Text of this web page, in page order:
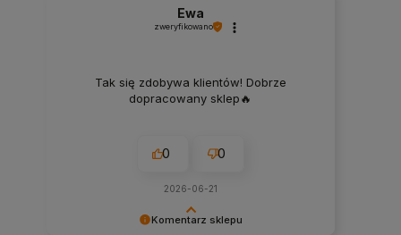
Komentarz sklepu
Ewa
zweryfikowano
Tak się zdobywa klientów! Dobrze
dopracowany sklep🔥
0 0
2026-06-21